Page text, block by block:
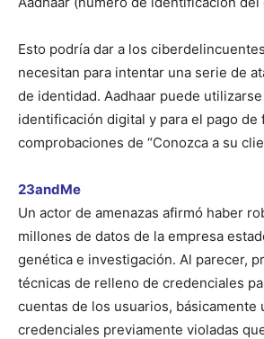
Esto podría dar a los
necesitan para intentar una serie de
de identidad. Aadhaar puede
identificación digital y para el pago de
comprobaciones de “Conozca a su
23andMe
Un actor de amenazas afirmó haber
millones de datos de la empresa
genética e investigación. Al parecer,
técnicas de relleno de credenciales
cuentas de los usuarios, básicamente
credenciales previamente violadas